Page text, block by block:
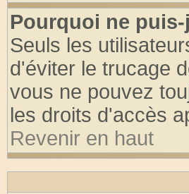
Pourquoi ne
Seuls les
d'éviter le trucage
vous ne pouvez
les droits d'accès
Revenir en haut